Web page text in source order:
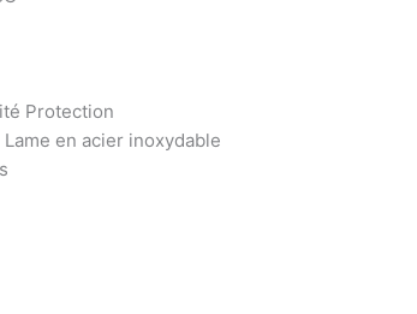
Protection
en acier inoxydable